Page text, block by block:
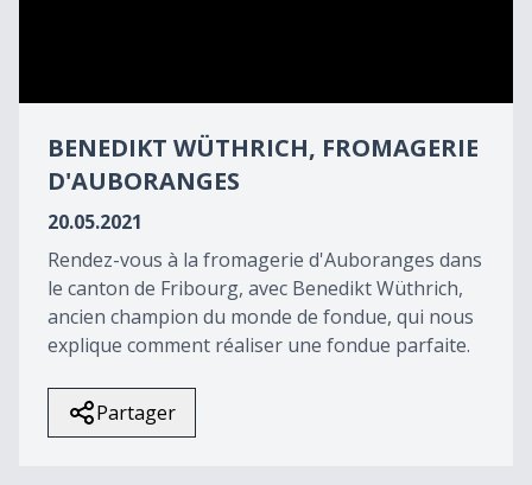
minutes,
BENEDIKT WÜTHRICH, FROMAGERIE
D'AUBORANGES
20.05.2021
Rendez-vous à la fromagerie d'Auboranges dans
le canton de Fribourg, avec Benedikt Wüthrich,
ancien champion du monde de fondue, qui nous
explique comment réaliser une fondue parfaite.
Partager